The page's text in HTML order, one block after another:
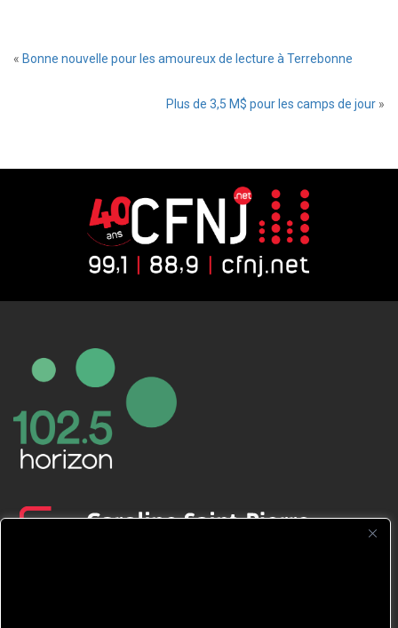
« Bonne nouvelle pour les amoureux de lecture à Terrebonne
Plus de 3,5 M$ pour les camps de jour »